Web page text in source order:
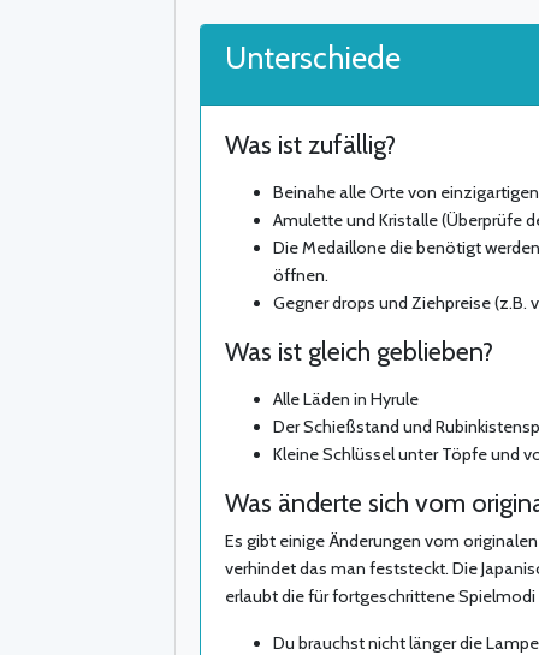
Unterschiede
Was ist zufällig?
Beinahe alle Orte von
Amulette und Kristalle (Überprüfe
Die Medaillone die benötigt
öffnen.
Gegner drops und Ziehpreise (z.B.
Was ist gleich geblieben?
Alle Läden in Hyrule
Der Schießstand und
Kleine Schlüssel unter Töpfe und
Was änderte sich vom
Es gibt einige Änderungen vom
verhindet das man feststeckt. Die
erlaubt die für fortgeschrittene
Du brauchst nicht länger die